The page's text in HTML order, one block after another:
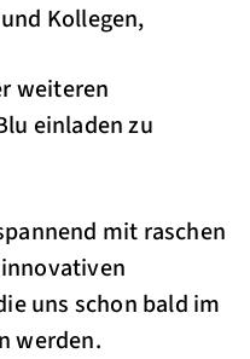
Kollegen,
weiteren
einladen zu
mit raschen
uns schon bald im
werden.